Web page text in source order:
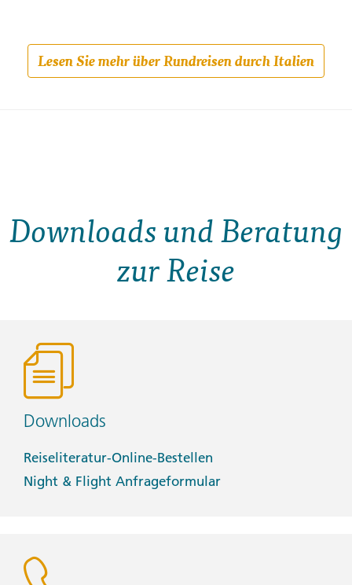
Lesen Sie mehr über Rundreisen durch Italien
Downloads und Beratung
zur Reise
Downloads
Reiseliteratur-Online-Bestellen
Night & Flight Anfrageformular